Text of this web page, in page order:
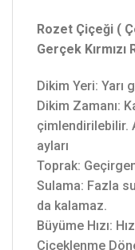
Rozet Çiçeği (
Gerçek
Dikim Yeri: Yarı
Dikim Zamanı:
çimlendirilebilir.
ayları
Toprak:
Sulama: Fazla
da kalamaz.
Büyüme Hızı:
Çiçeklenme